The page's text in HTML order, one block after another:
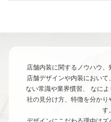
店舗内装に関するノウハウ、
店舗デザインや内装におい
ない常識や業界慣習、
なに
社の見分け方、特徴を分かり
す。